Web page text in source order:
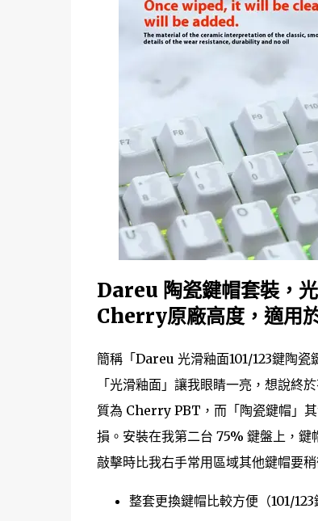
Dareu 陶瓷鍵帽套裝，
Cherry原廠高度，適用
簡稱「Dareu 光滑釉面101/123鍵陶
「光滑釉面」讓我眼睛一亮，想說終
質為 Cherry PBT，而「陶瓷鍵帽」
損。安裝在我第二台 75% 鍵盤上，
敲擊時比我右手常用區域其他鍵帽要
整套更換鍵帽比較方便（101/123